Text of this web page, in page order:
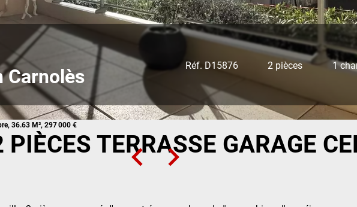
Carnolès
Réf. D15876 2 pièces 1
36.63 M², 297 000 €
PIÈCES TERRASSE GARAGE